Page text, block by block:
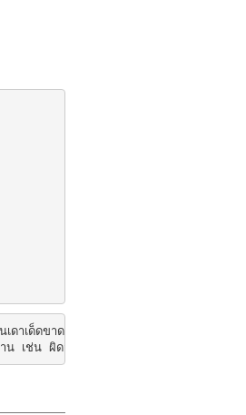
ดาเด็ดขาดน้ารองเท้าแต่ละแบรนด์แต่ละแบบ
น เช่น ผิดสี ผิดไซส์